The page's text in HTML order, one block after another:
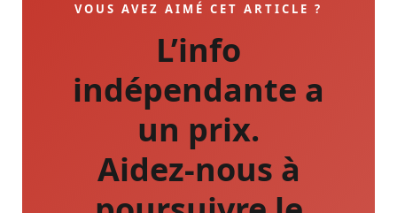
VOUS AVEZ AIMÉ CET ARTICLE ?
L’info
indépendante a
un prix.
Aidez-nous à